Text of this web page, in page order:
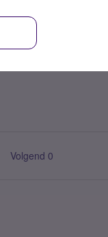
Volgend 0